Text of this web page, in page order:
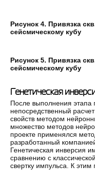
Рисунок 4. Привязка
сейсмическому кубу
Рисунок 5. Привязка
сейсмическому кубу
Генетическая
После выполнения этапа
непосредственный
свойств методом
множество методов
проекте применялся
разработанный
Генетическая инверсия
сравнению с
свертку импульса. К